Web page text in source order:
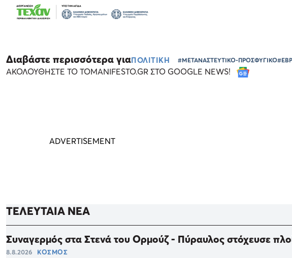
Διαβάστε περισσότερα γιαΠΟΛΙΤΙΚΗ #ΜΕΤΑΝΑΣΤΕΥΤΙΚΟ-ΠΡΟΣΦΥΓΙΚΟ
ΑΚΟΛΟΥΘΗΣΤΕ ΤΟ TOMANIFESTO.GR ΣΤΟ GOOGLE NEWS!
ΤΕΛΕΥΤΑΙΑ ΝΕΑ
Συναγερμός στα Στενά του Ορμούζ - Πύραυλος στόχευσε
8.8.2026 ΚΟΣΜΟΣ